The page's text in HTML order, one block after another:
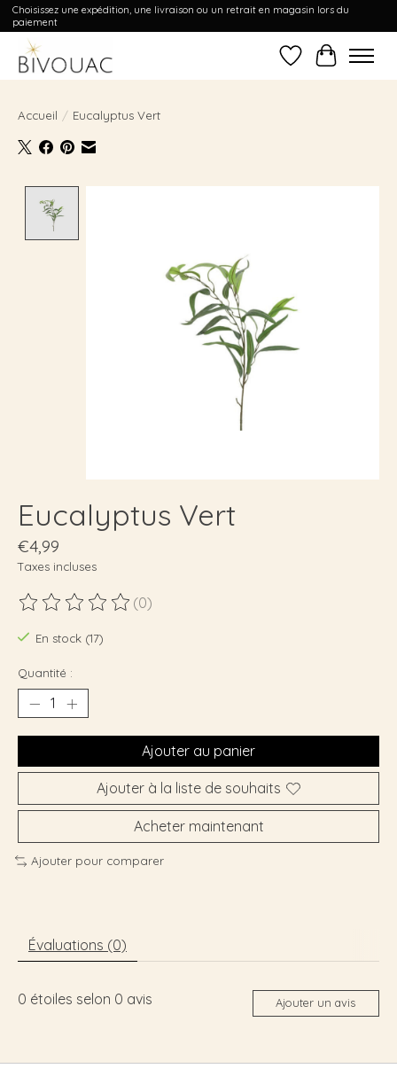
Choisissez une expédition, une livraison ou un retrait en magasin lors du
paiement
Liste dePanier
Accueil / Eucalyptus Vert
Eucalyptus Vert
€4,99
Taxes incluses
Ce produit est évalué à
(0)
En stock (17)
Quantité :
Ajouter au panier
Ajouter à la liste de souhaits
Acheter maintenant
Ajouter pour comparer
Évaluations (0)
0 étoiles selon 0 avis Ajouter un avis